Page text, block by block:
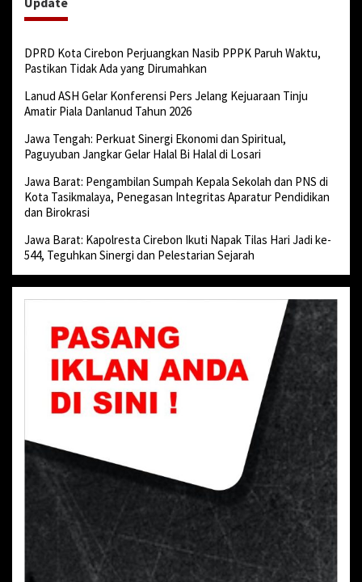
DPRD Kota Cirebon Perjuangkan Nasib PPPK Paruh Waktu,
Pastikan Tidak Ada yang Dirumahkan
Lanud ASH Gelar Konferensi Pers Jelang Kejuaraan Tinju
Amatir Piala Danlanud Tahun 2026
Jawa Tengah: Perkuat Sinergi Ekonomi dan Spiritual,
Paguyuban Jangkar Gelar Halal Bi Halal di Losari
Jawa Barat: Pengambilan Sumpah Kepala Sekolah dan PNS di
Kota Tasikmalaya, Penegasan Integritas Aparatur Pendidikan
dan Birokrasi
Jawa Barat: Kapolresta Cirebon Ikuti Napak Tilas Hari Jadi ke-
544, Teguhkan Sinergi dan Pelestarian Sejarah